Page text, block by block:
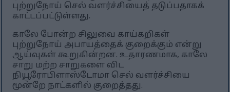
புற்றுநோய் செல் வளர்ச்சியைத் தடுப்பதாகக்
காட்டப்பட்டுள்ளது.
காலே போன்ற சிலுவை காய்கறிகள்
புற்றுநோய் அபாயத்தைக் குறைக்கும் என்று
ஆய்வுகள் கூறுகின்றன. உதாரணமாக, காலே
சாறு மற்ற சாறுகளை விட
நியூரோபிளாஸ்டோமா செல் வளர்ச்சியை
மூன்றே நாட்களில் குறைத்தது.